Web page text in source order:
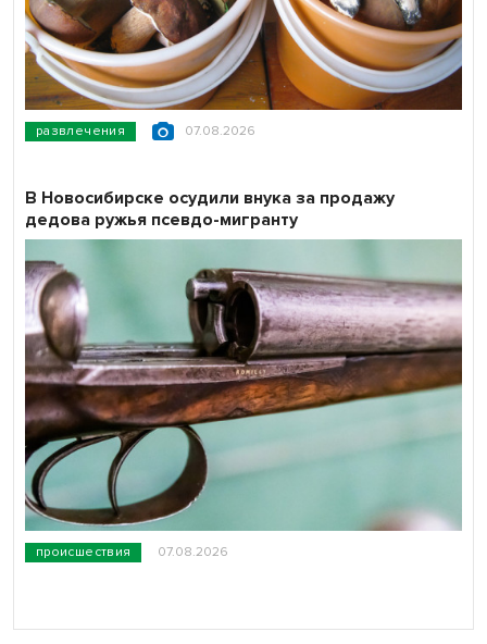
развлечения 07.08.2026
происшествия 07.08.2026
В Новосибирске осудили внука за продажу
дедова ружья псевдо-мигранту